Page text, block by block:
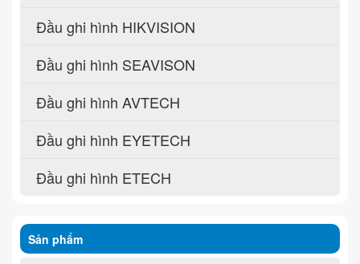
Đầu ghi hình HIKVISION
Đầu ghi hình SEAVISON
Đầu ghi hình AVTECH
Đầu ghi hình EYETECH
Đầu ghi hình ETECH
Sản phẩm